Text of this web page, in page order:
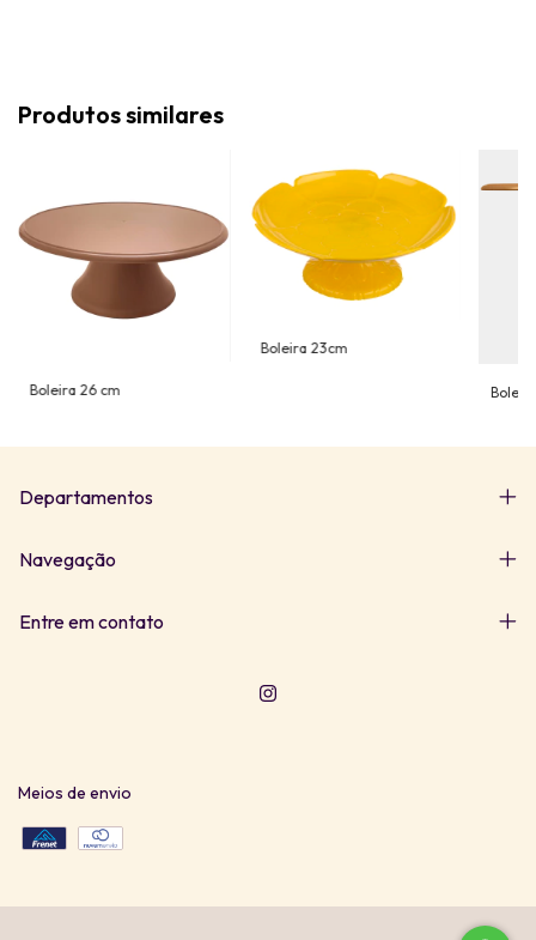
Produtos similares
Boleira 26 cm
Boleira 23cm
Departamentos
Navegação
Entre em contato
Meios de envio